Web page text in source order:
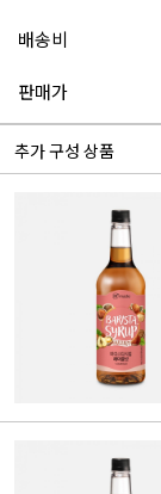
배송비
판매가
추가 구성 상품